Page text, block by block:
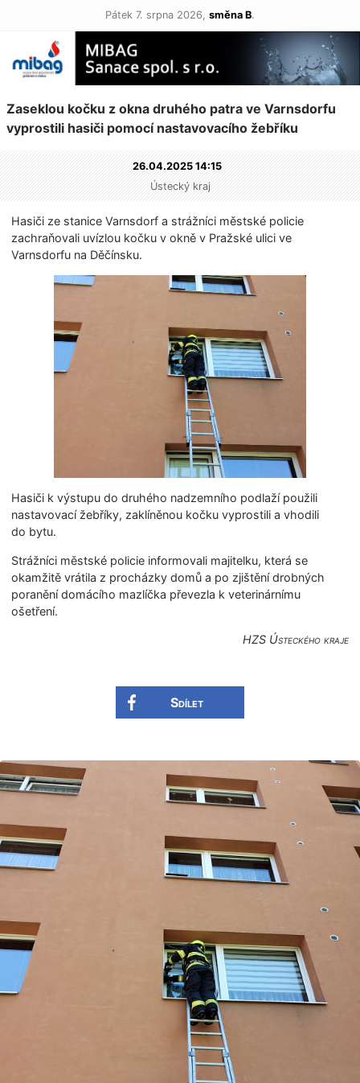
Pátek 7. srpna 2026, směna B.
Zaseklou kočku z okna druhého patra ve Varnsdorfu
vyprostili hasiči pomocí nastavovacího žebříku
26.04.2025 14:15
Ústecký kraj
Hasiči ze stanice Varnsdorf a strážníci městské policie
zachraňovali uvízlou kočku v okně v Pražské ulici ve
Varnsdorfu na Děčínsku.
Hasiči k výstupu do druhého nadzemního podlaží použili
nastavovací žebříky, zaklíněnou kočku vyprostili a vhodili
do bytu.
Strážníci městské policie informovali majitelku, která se
okamžitě vrátila z procházky domů a po zjištění drobných
poranění domácího mazlíčka převezla k veterinárnímu
ošetření.
HZS Ústeckého kraje
Sdílet